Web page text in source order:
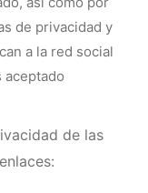
de privacidad y
a la red social
aceptado
de las